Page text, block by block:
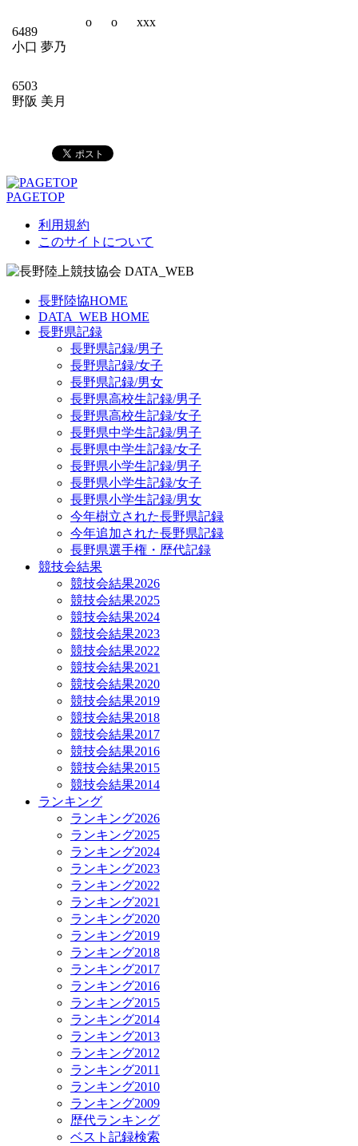
6489
小口 夢乃
o o xxx
6503
野阪 美月
PAGETOP
利用規約
このサイトについて
長野陸協HOME
DATA_WEB HOME
長野県記録
長野県記録/男子
長野県記録/女子
長野県記録/男女
長野県高校生記録/男子
長野県高校生記録/女子
長野県中学生記録/男子
長野県中学生記録/女子
長野県小学生記録/男子
長野県小学生記録/女子
長野県小学生記録/男女
今年樹立された長野県記録
今年追加された長野県記録
長野県選手権・歴代記録
競技会結果
競技会結果2026
競技会結果2025
競技会結果2024
競技会結果2023
競技会結果2022
競技会結果2021
競技会結果2020
競技会結果2019
競技会結果2018
競技会結果2017
競技会結果2016
競技会結果2015
競技会結果2014
ランキング
ランキング2026
ランキング2025
ランキング2024
ランキング2023
ランキング2022
ランキング2021
ランキング2020
ランキング2019
ランキング2018
ランキング2017
ランキング2016
ランキング2015
ランキング2014
ランキング2013
ランキング2012
ランキング2011
ランキング2010
ランキング2009
歴代ランキング
ベスト記録検索